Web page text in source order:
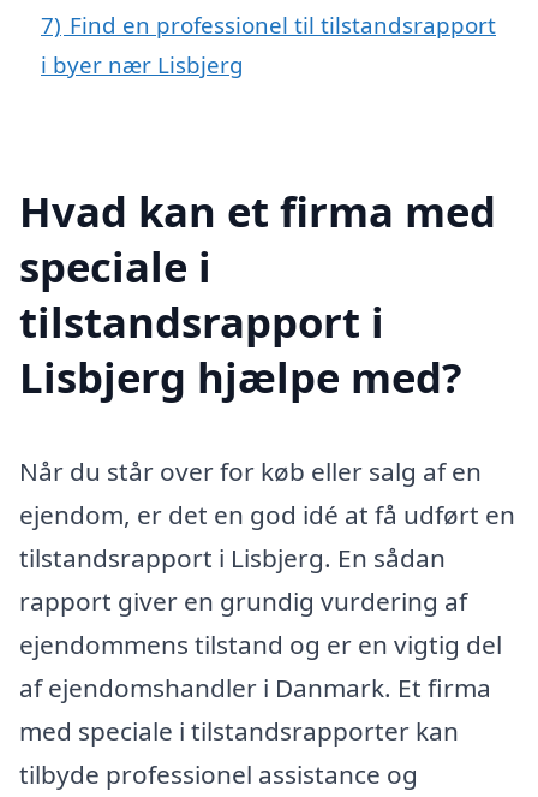
7) Find en professionel til tilstandsrapport
i byer nær Lisbjerg
Hvad kan et firma med
speciale i
tilstandsrapport i
Lisbjerg hjælpe med?
Når du står over for køb eller salg af en
ejendom, er det en god idé at få udført en
tilstandsrapport i Lisbjerg. En sådan
rapport giver en grundig vurdering af
ejendommens tilstand og er en vigtig del
af ejendomshandler i Danmark. Et firma
med speciale i tilstandsrapporter kan
tilbyde professionel assistance og